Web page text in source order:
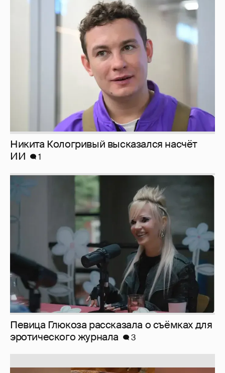
Никита Кологривый высказался насчёт
Певица Глюкоза рассказала о съёмках для
эротического журнала
3